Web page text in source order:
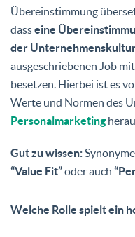
Übereinstimmung
dasseine
der
ausgeschriebenen Job
besetzen. Hierbei ist es
Werte und Normen des
Personalmarketing
Gut zu wissen:
“Value Fit”oder auch
Welche Rolle spielt ein